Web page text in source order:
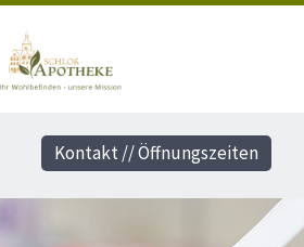
Kontakt // Öffnungszeiten